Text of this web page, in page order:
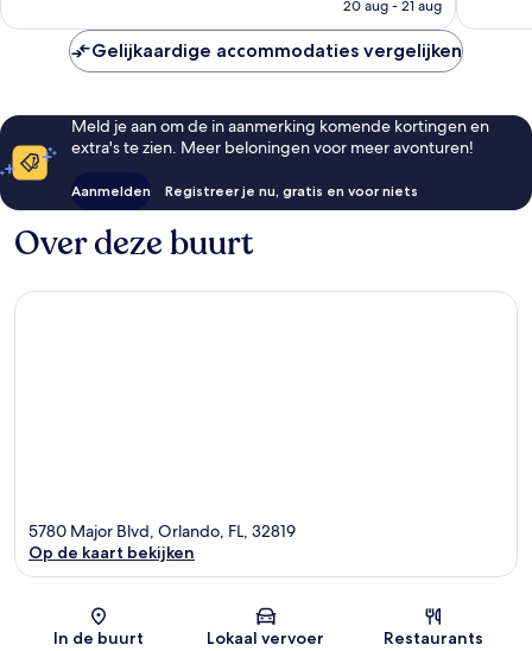
20 aug - 21 aug
Gelijkaardige accommodaties vergelijken
Meld je aan om de in aanmerking komende kortingen en
extra's te zien. Meer beloningen voor meer avonturen!
Aanmelden Registreer je nu, gratis en voor niets
Over deze buurt
Kaart
5780 Major Blvd, Orlando, FL, 32819
Op de kaart bekijken
In de buurt Lokaal vervoer Restaurants